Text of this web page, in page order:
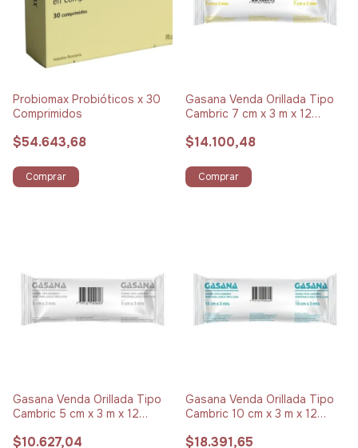
Probiomax Probióticos x 30
Comprimidos
$54.643,68
Comprar
Gasana Venda Orillada Tipo
Cambric 7 cm x 3 m x 12
$14.100,48
Comprar
Gasana Venda Orillada Tipo
Cambric 5 cm x 3 m x 12
$10.627,04
Gasana Venda Orillada Tipo
Cambric 10 cm x 3 m x 12
$18.391,65